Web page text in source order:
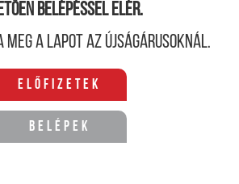
belépéssel elér.
meg a lapot az újságárusoknál.
Előfizetek
Belépek